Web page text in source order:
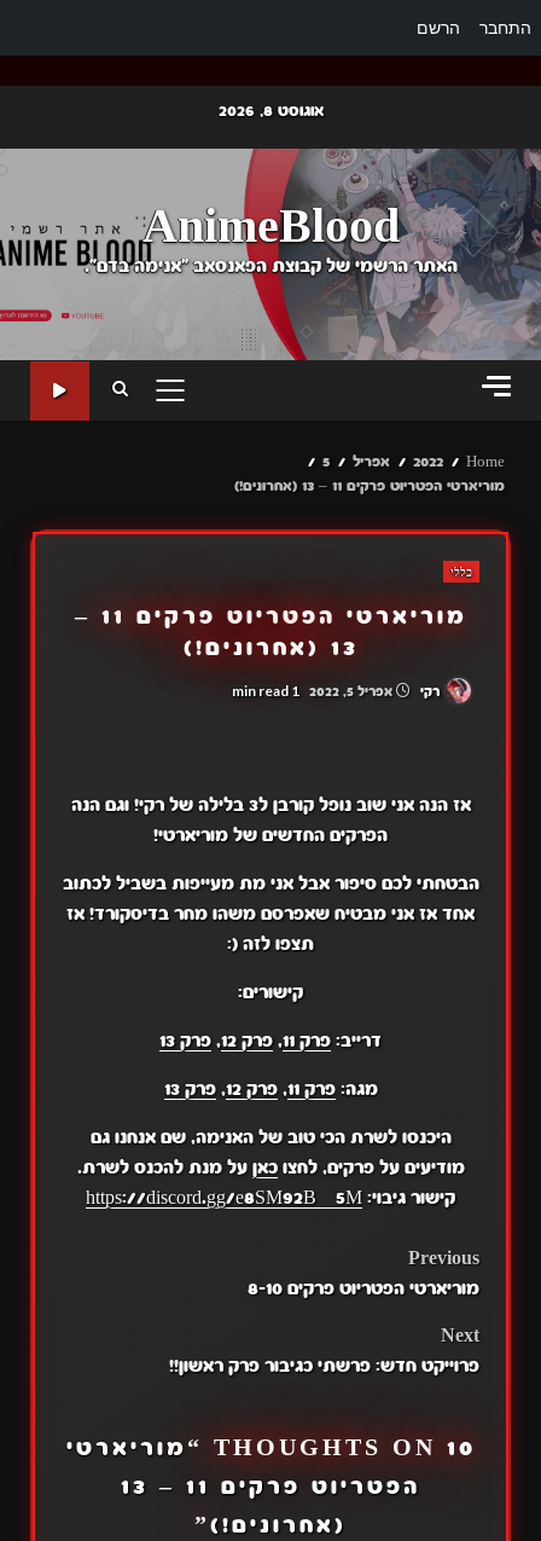
התחבר הרשם
content
אוגוסט 8, 2026
AnimeBlood
האתר הרשמי של קבוצת הפאנסאב "אנימה בדם".
PRIMARY
Home
2022 אפריל
5
מוריארטי הפטריוט פרקים 11 – 13 (אחרונים!)
כללי
מוריארטי הפטריוט פרקים 11 –
13 (אחרונים!)
רקי אפריל 5, 2022 1 min read
אז הנה אני שוב נופל קורבן ל3 בלילה של רקי! וגם הנה
הפרקים החדשים של מוריארטי!
הבטחתי לכם סיפור אבל אני מת מעייפות בשביל לכתוב
אחד אז אני מבטיח שאפרסם משהו מחר בדיסקורד! אז
תצפו לזה (:
קישורים:
דרייב: פרק 11 , פרק 12 , פרק 13
מגה:פרק 11 ,פרק 12 ,פרק 13
היכנסו לשרת הכי טוב של האנימה, שם אנחנו גם
מודיעים על פרקים, לחצוכאן על מנת להכנס לשרת.
קישור גיבוי: https://discord.gg/e8SM92BZ5M
POST
Previous
מוריארטי הפטריוט פרקים 8-10
Next
פרוייקט חדש: פרשתי כגיבור פרק ראשון!!
10 THOUGHTS ON “
מוריארטי
הפטריוט פרקים 11 – 13
(אחרונים!) ”